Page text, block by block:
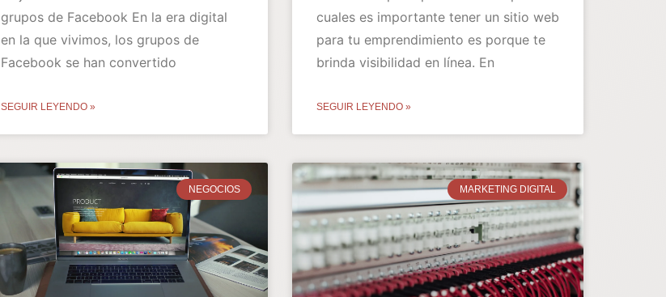
grupos de Facebook En la era digital
en la que vivimos, los grupos de
Facebook se han convertido
SEGUIR LEYENDO »
cuales es importante tener un sitio web
para tu emprendimiento es porque te
brinda visibilidad en línea. En
SEGUIR LEYENDO »
NEGOCIOS MARKETING DIGITAL